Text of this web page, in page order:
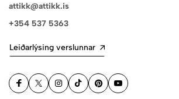
attikk@attikk.is
+354 537 5363
Leiðarlýsing verslunnar